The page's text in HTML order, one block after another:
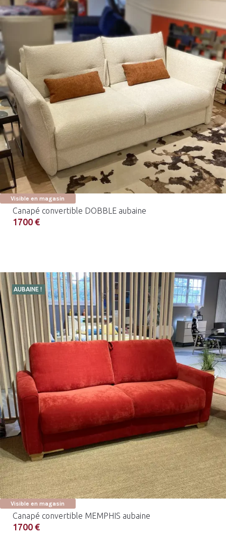
Visible en magasin
Canapé convertible DOBBLE aubaine
1700 €
AUBAINE !
Visible en magasin
Canapé convertible MEMPHIS aubaine
1700 €